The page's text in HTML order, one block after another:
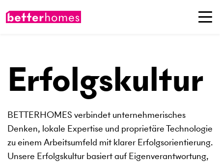
Erfolgs­kultur
BETTERHOMES verbindet unternehmerisches
Denken, lokale Expertise und proprietäre Technologie
zu einem Arbeitsumfeld mit klarer Erfolgsorientierung.
Unsere Erfolgskultur basiert auf Eigenverantwortung,